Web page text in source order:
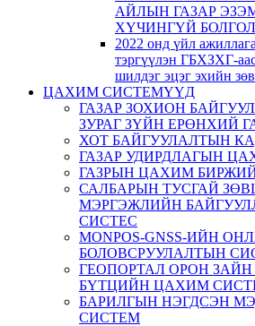
АЙЛЫН ГАЗАР
ХҮЧИНГҮЙ
2022 онд үйл
тэргүүлэн ГБХЗХГ-
шилдэг эцэг эхийн
ЦАХИМ СИСТЕМҮҮД
ГАЗАР ЗОХИОН
ЗУРАГ ЗҮЙН ЕРӨНХИЙ
ХОТ БАЙГУУЛАЛТЫН
ГАЗАР УДИРДЛАГЫН
ГАЗРЫН ЦАХИМ
САЛБАРЫН ТУСГАЙ
МЭРГЭЖЛИЙН
СИСТЕС
MONPOS-GNSS-ИЙН
БОЛОВСРУУЛАЛТЫН
ГЕОПОРТАЛ ОРОН
БҮТЦИЙН ЦАХИМ
БАРИЛГЫН НЭГДСЭН
СИСТЕМ